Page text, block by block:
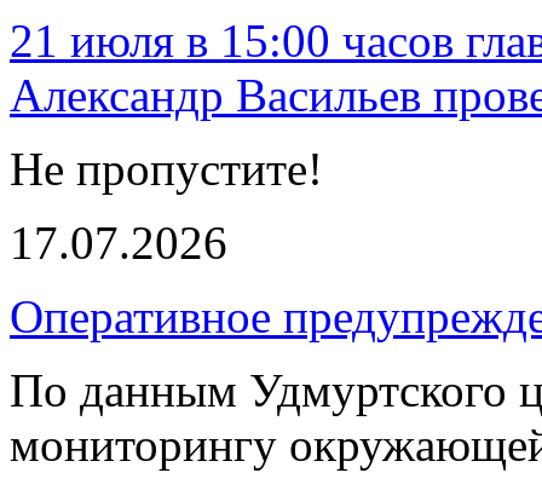
21 июля в 15:00 часов
Александр Васильев
Не пропустите!
17.07.2026
Оперативное
По данным Удмуртского
мониторингу